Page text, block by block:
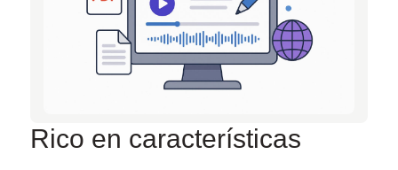
Rico en características